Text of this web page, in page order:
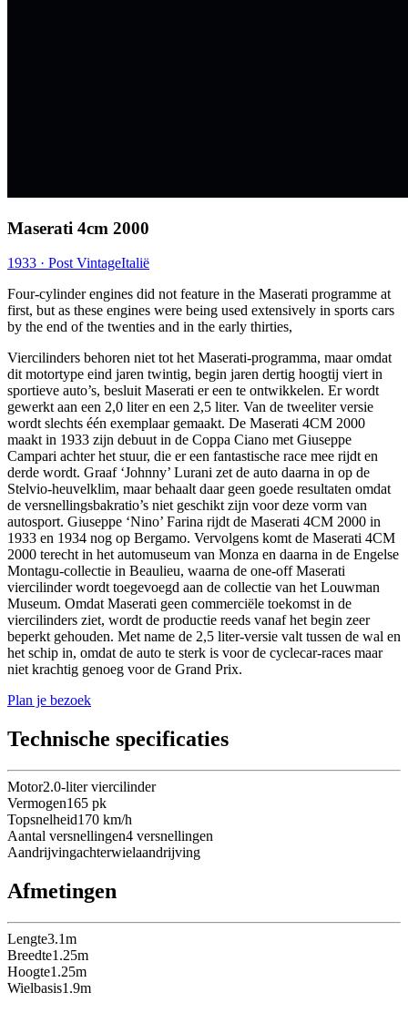
Maserati 4cm 2000
1933 · Post VintageItalië
Four-cylinder engines did not feature in the Maserati programme at
first, but as these engines were being used extensively in sports cars
by the end of the twenties and in the early thirties,
Viercilinders behoren niet tot het Maserati-programma, maar omdat
dit motortype eind jaren twintig, begin jaren dertig hoogtij viert in
sportieve auto’s, besluit Maserati er een te ontwikkelen. Er wordt
gewerkt aan een 2,0 liter en een 2,5 liter. Van de tweeliter versie
wordt slechts één exemplaar gemaakt. De Maserati 4CM 2000
maakt in 1933 zijn debuut in de Coppa Ciano met Giuseppe
Campari achter het stuur, die er een fantastische race mee rijdt en
derde wordt. Graaf ‘Johnny’ Lurani zet de auto daarna in op de
Stelvio-heuvelklim, maar behaalt daar geen goede resultaten omdat
de versnellingsbakratio’s niet geschikt zijn voor deze vorm van
autosport. Giuseppe ‘Nino’ Farina rijdt de Maserati 4CM 2000 in
1933 en 1934 nog op Bergamo. Vervolgens komt de Maserati 4CM
2000 terecht in het automuseum van Monza en daarna in de Engelse
Montagu-collectie in Beaulieu, waarna de one-off Maserati
viercilinder wordt toegevoegd aan de collectie van het Louwman
Museum. Omdat Maserati geen commerciële toekomst in de
viercilinders ziet, wordt de productie reeds vanaf het begin zeer
beperkt gehouden. Met name de 2,5 liter-versie valt tussen de wal en
het schip in, omdat de auto te sterk is voor de cyclecar-races maar
niet krachtig genoeg voor de Grand Prix.
Plan je bezoek
Technische specificaties
Motor2.0-liter viercilinder
Vermogen165 pk
Topsnelheid170 km/h
Aantal versnellingen4 versnellingen
Aandrijvingachterwielaandrijving
Afmetingen
Lengte3.1m
Breedte1.25m
Hoogte1.25m
Wielbasis1.9m